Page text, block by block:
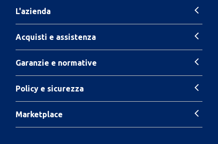
L'azienda
Acquisti e assistenza
Garanzie e normative
Policy e sicurezza
Marketplace